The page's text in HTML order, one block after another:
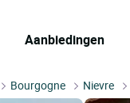
Aanbiedingen
Bourgogne Nievre